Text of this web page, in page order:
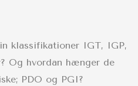
klassifikationer IGT, IGP,
Og hvordan hænger de
PDO og PGI?